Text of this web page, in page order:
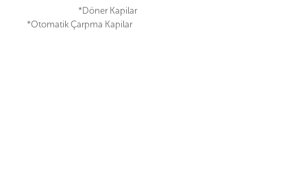
*Döner Kapilar
*Otomatik Çarpma Kapilar